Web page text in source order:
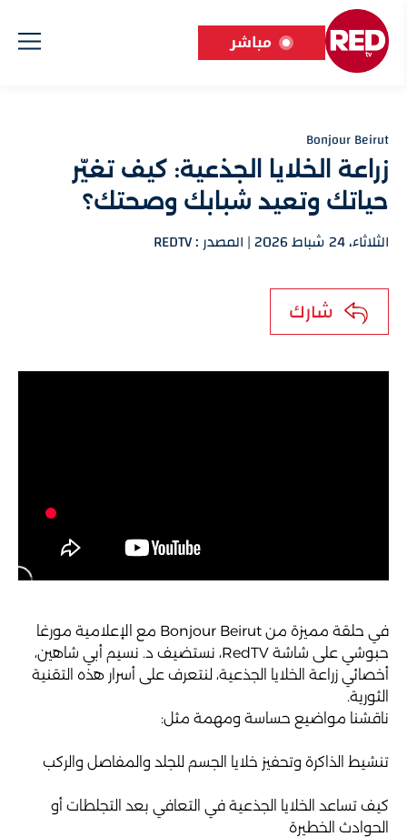
مباشر
Bonjour Beirut
زراعة الخلايا الجذعية: كيف تغيّر
حياتك وتعيد شبابك وصحتك؟
الثلاثاء، 24 شباط 2026 | المصدر : REDTV
شارك
في حلقة مميزة من Bonjour Beirut مع الإعلامية مورغا
حبوشي على شاشة RedTV، نستضيف د. نسيم أبي شاهين،
أخصائي زراعة الخلايا الجذعية، لنتعرف على أسرار هذه التقنية
الثورية.
ناقشنا مواضيع حساسة ومهمة مثل:
تنشيط الذاكرة وتحفيز خلايا الجسم للجلد والمفاصل والركب
كيف تساعد الخلايا الجذعية في التعافي بعد التجلطات أو
الحوادث الخطيرة